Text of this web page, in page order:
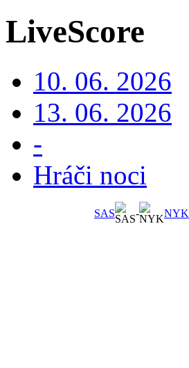
LiveScore
10. 06. 2026
13. 06. 2026
-
Hráči noci
SAS - NYK